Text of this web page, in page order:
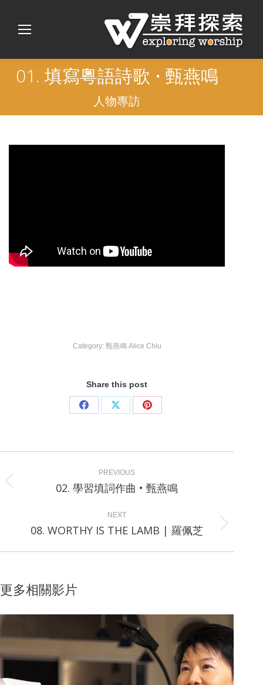
01. 填寫粵語詩歌 • 甄燕鳴
人物專訪
Category: 甄燕鳴 Alice Chiu
Share this post
Share
Share
Share
navigation
PREVIOUS
Previous
project:
02. 學習填詞作曲 • 甄燕鳴
NEXT
Next
08. WORTHY IS THE LAMB | 羅佩芝
更多相關影片